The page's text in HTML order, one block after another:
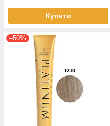
Купити
–50%